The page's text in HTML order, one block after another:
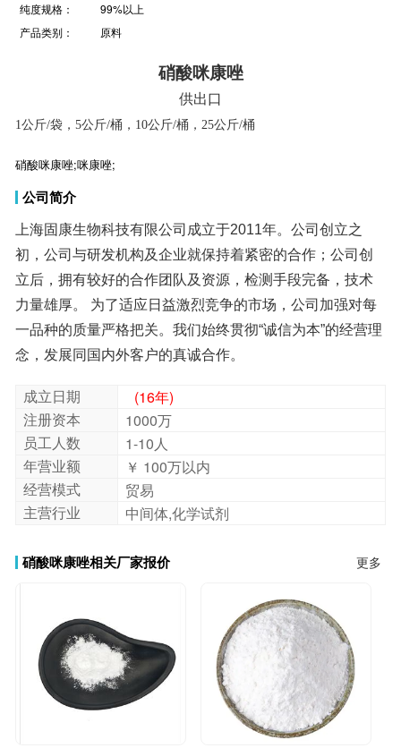
纯度规格：
99%以上
产品类别：
原料
硝酸咪康唑
供出口
1公斤/袋， 5公斤/桶， 10公斤/桶， 25公斤/桶
硝酸咪康唑;咪康唑;
公司简介
上海固康生物科技有限公司成立于2011年。公司创立之
初，公司与研发机构及企业就保持着紧密的合作；公司创
立后，拥有较好的合作团队及资源，检测手段完备，技术
力量雄厚。 为了适应日益激烈竞争的市场，公司加强对每
一品种的质量严格把关。我们始终贯彻“诚信为本”的经营理
念，发展同国内外客户的真诚合作。
成立日期
(16年)
注册资本
1000万
员工人数
1-10人
年营业额
￥ 100万以内
经营模式
贸易
主营行业
中间体,化学试剂
硝酸咪康唑相关厂家报价 更多